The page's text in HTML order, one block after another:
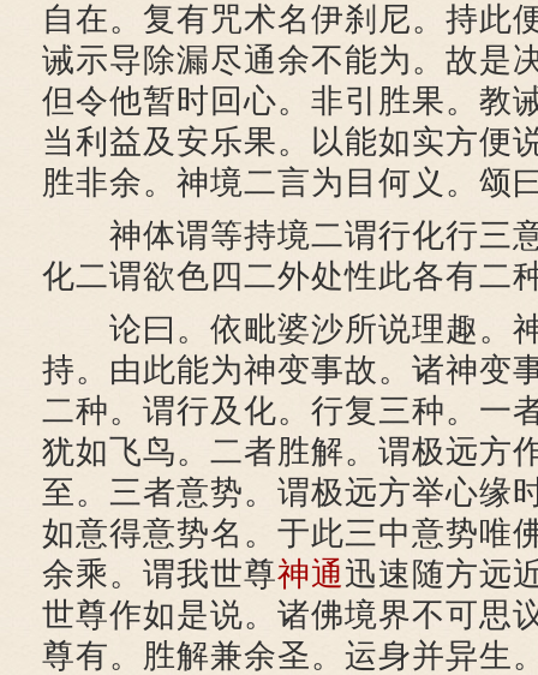
自在。复有咒术名伊刹尼。持此
诫示导除漏尽通余不能为。故是
但令他暂时回心。非引胜果。教
当利益及安乐果。以能如实方便
胜非余。神境二言为目何义。颂
神体谓等持境二谓行化行三
化二谓欲色四二外处性此各有二
论曰。依毗婆沙所说理趣。
持。由此能为神变事故。诸神变
二种。谓行及化。行复三种。一
犹如飞鸟。二者胜解。谓极远方
至。三者意势。谓极远方举心缘
如意得意势名。于此三中意势唯
余乘。谓我世尊神通迅速随方远
世尊作如是说。诸佛境界不可思
尊有。胜解兼余圣。运身并异生